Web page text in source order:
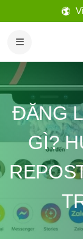
ĐĂNG
GÌ?